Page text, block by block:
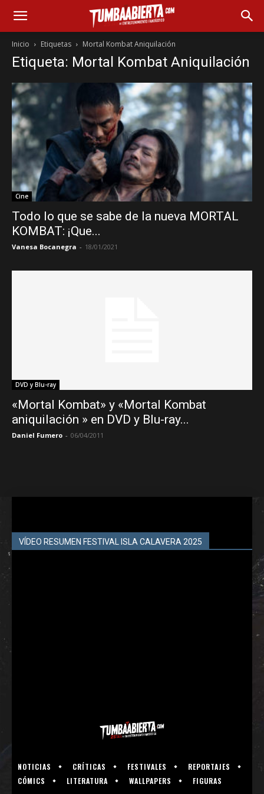
Inicio Etiquetas Mortal Kombat Aniquilación
Etiqueta: Mortal Kombat Aniquilación
Cine
Todo lo que se sabe de la nueva MORTAL
KOMBAT: ¡Que...
Vanesa Bocanegra - 18/01/2021
DVD y Blu-ray
«Mortal Kombat» y «Mortal Kombat
aniquilación » en DVD y Blu-ray...
Daniel Fumero - 06/04/2011
VÍDEO RESUMEN FESTIVAL ISLA CALAVERA 2025
NOTICIAS CRÍTICAS FESTIVALES
REPORTAJES
CÓMICS
LITERATURA WALLPAPERS FIGURAS